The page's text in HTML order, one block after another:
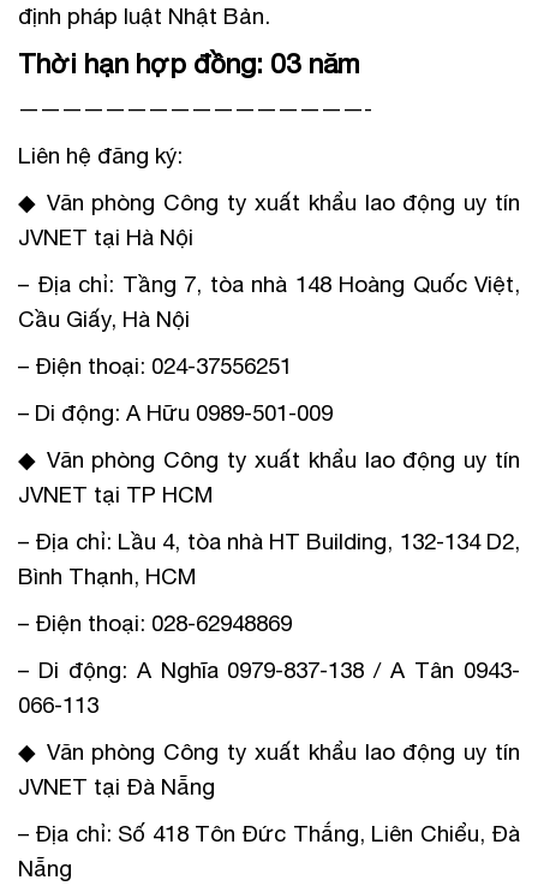
định pháp luật Nhật Bản.
Thời hạn hợp đồng: 03 năm
————————————————-
Liên hệ đăng ký:
◆ Văn phòng Công ty xuất khẩu lao động uy tín
JVNET tại Hà Nội
– Địa chỉ: Tầng 7, tòa nhà 148 Hoàng Quốc Việt,
Cầu Giấy, Hà Nội
– Điện thoại: 024-37556251
– Di động: A Hữu 0989-501-009
◆ Văn phòng Công ty xuất khẩu lao động uy tín
JVNET tại TP HCM
– Địa chỉ: Lầu 4, tòa nhà HT Building, 132-134 D2,
Bình Thạnh, HCM
– Điện thoại: 028-62948869
– Di động: A Nghĩa 0979-837-138 / A Tân 0943-
066-113
◆ Văn phòng Công ty xuất khẩu lao động uy tín
JVNET tại Đà Nẵng
– Địa chỉ: Số 418 Tôn Đức Thắng, Liên Chiểu, Đà
Nẵng